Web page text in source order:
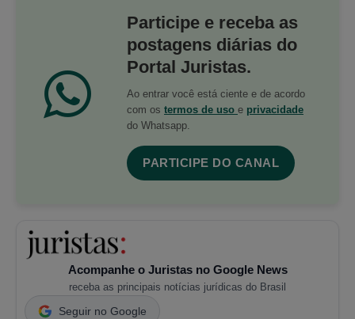
Participe e receba as
postagens diárias do
Portal Juristas.
Ao entrar você está ciente e de acordo
com os termos de uso e privacidade
do Whatsapp.
PARTICIPE DO CANAL
Acompanhe o Juristas no Google News
receba as principais notícias jurídicas do Brasil
Seguir no Google